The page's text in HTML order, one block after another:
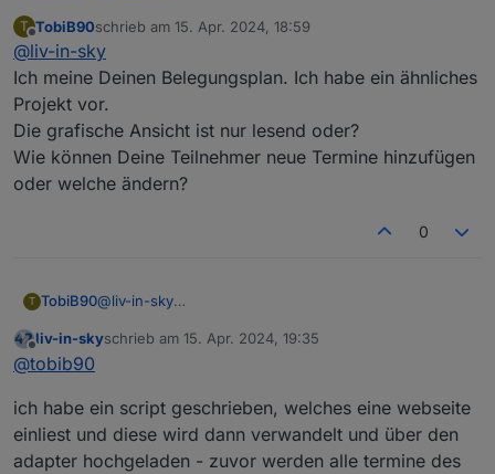
welches den ical adapter nutzt
oder verstehe ich dich falsch ?
@tobib90sagte inneuer Adapter webCal:
Moin, schickes Teil!
was genau meinst du damit ?
T
Offline
TobiB90schrieb am 15. Apr. 2024, 18:59
zuletzt editiert von
@liv-in-sky
Ich meine Deinen Belegungsplan. Ich habe ein ähnliches
Projekt vor.
Die grafische Ansicht ist nur lesend oder?
Wie können Deine Teilnehmer neue Termine hinzufügen
oder welche ändern?
0
T TobiB90@liv-in-sky
ähnliches Projekt vor.
hinzufügen oder welche ändern?
Offline
liv-in-skyschrieb am 15. Apr. 2024, 19:35
zuletzt editiert von
@tobib90
ich habe ein script geschrieben, welches eine webseite
einliest und diese wird dann verwandelt und über den
adapter hochgeladen - zuvor werden alle termine des